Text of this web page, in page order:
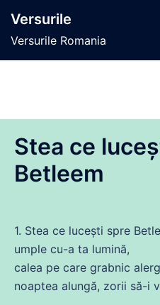
conținut
Versurile
Versurile Romania
Stea ce
Betleem
1. Stea ce lucești spre
umple cu-a ta lumină,
calea pe care grabnic
noaptea alungă, zorii să-i